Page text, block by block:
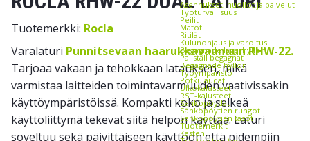
Asennukset, huollot ja palvelut
Työturvallisuus
Peilit
Matot
Ritilät
Kulunohjaus ja varoitus
Begagnade lagerhyllor
Pallställ begagnat
Begagnade hyllor
Työympäristö
Potkulaudat
Ulkokalusteet
RST-kalusteet
Sähköpöydät
Sähköpöytien rungot
Sähköpöytien tasot
Tuotemerkit
Kasten
Tuotemerkki: Rocla
Varalaturi Punnitsevaan haarukkavaunuun RHW-22.
Tarjoaa vakaan ja tehokkaan latauksen, mikä
varmistaa laitteiden toimintavarmuuden vaativissakin
käyttöympäristöissä. Kompakti koko ja selkeä
käyttöliittymä tekevät siitä helpon käyttää. Laturi
soveltuu sekä päivittäiseen käyttöön että pidempiin